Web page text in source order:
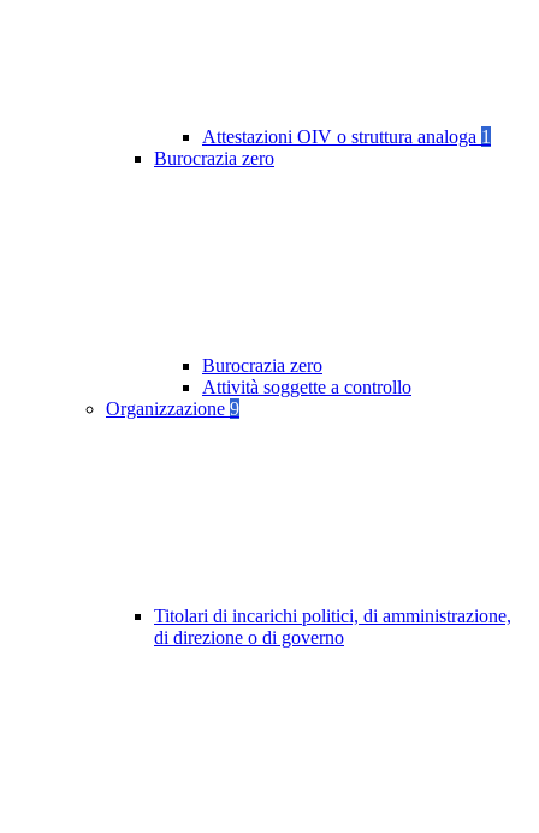
Attestazioni OIV o struttura analoga 1
Burocrazia zero
Burocrazia zero
Attività soggette a controllo
Organizzazione 9
Titolari di incarichi politici, di amministrazione,
di direzione o di governo